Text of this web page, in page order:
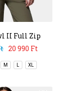
II Full Zip
20 990 Ft
M L XL